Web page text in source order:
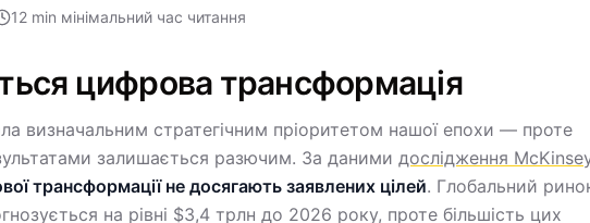
12 min мінімальний час читання
цифрова трансформація
визначальним стратегічним пріоритетом нашої епохи — проте
залишається разючим. За даними дослідження
трансформації не досягають заявлених цілей. Глобальний
на рівні $3,4 трлн до 2026 року, проте більшість цих